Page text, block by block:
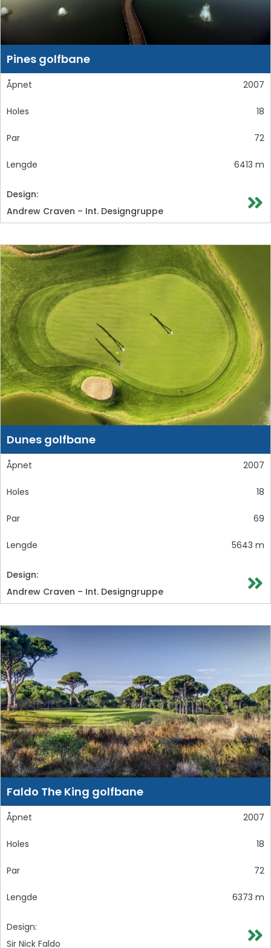
Pines golfbane
Åpnet 2007
Holes 18
Par 72
Lengde 6413 m
Design:
Andrew Craven – Int. Designgruppe
Dunes golfbane
Åpnet 2007
Holes 18
Par 69
Lengde 5643 m
Design:
Andrew Craven – Int. Designgruppe
Faldo The King golfbane
Åpnet 2007
Holes 18
Par 72
Lengde 6373 m
Design:
Sir Nick Faldo